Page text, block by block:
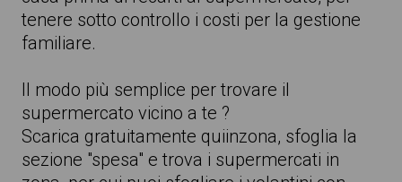
tenere sotto controllo i costi per la gestione
familiare.
Il modo più semplice per trovare il
supermercato vicino a te ?
Scarica gratuitamente quiinzona, sfoglia la
sezione "spesa" e trova i supermercati in